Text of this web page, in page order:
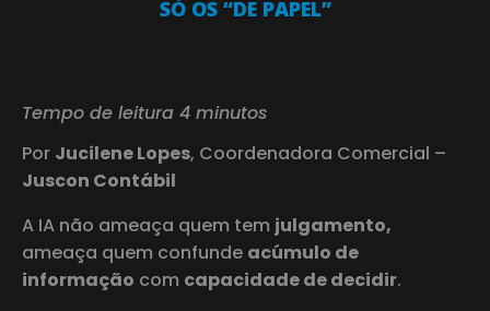
SÓ OS “DE PAPEL”
Tempo de leitura 4 minutos
Por Jucilene Lopes, Coordenadora Comercial –
Juscon Contábil
A IA não ameaça quem tem julgamento,
ameaça quem confunde acúmulo de
informação com capacidade de decidir.